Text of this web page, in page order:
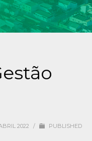
2022 /
PUBLISHED